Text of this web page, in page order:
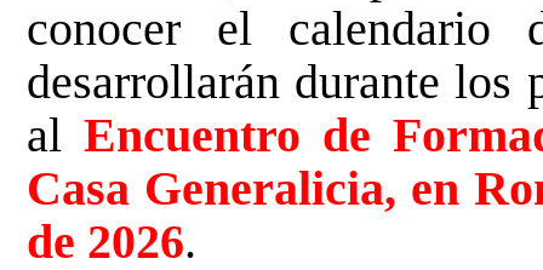
conocer el calendario
desarrollarán durante los
al Encuentro de
Casa Generalicia, en
de 2026.